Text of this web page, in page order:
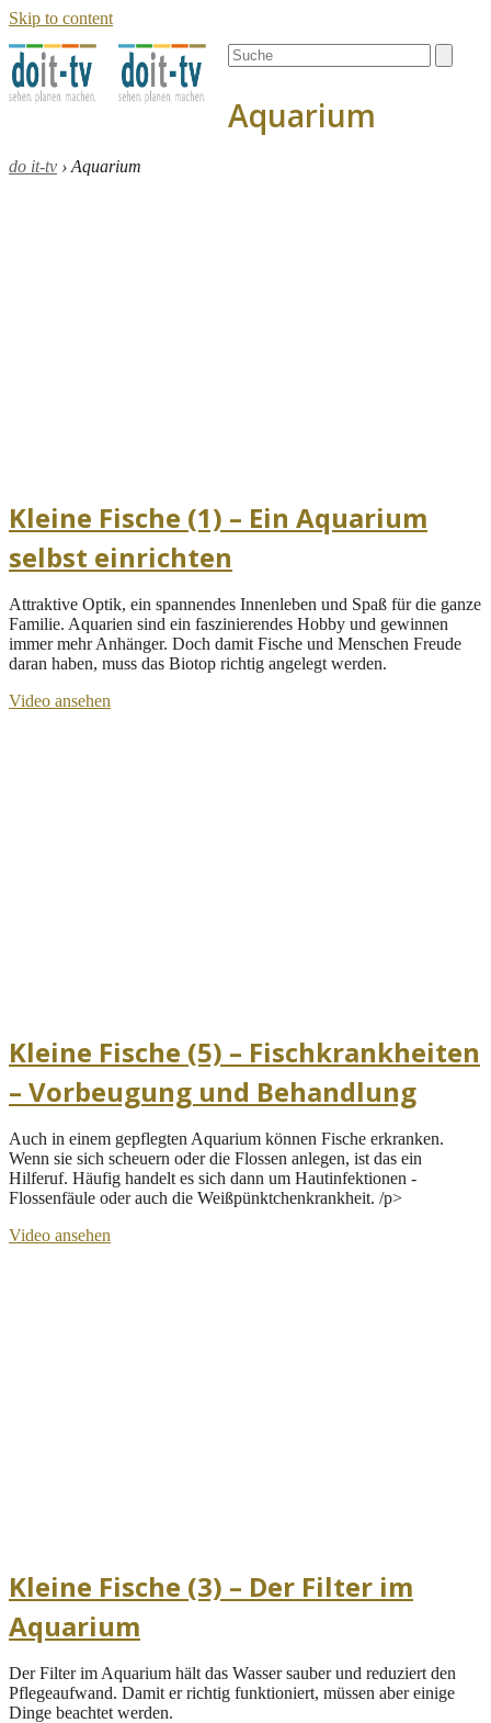
Skip to content
Open
mobile
Close
mobile
Search
Aquarium
do it-tv › Aquarium
Kleine Fische (1) – Ein Aquarium
selbst einrichten
Attraktive Optik, ein spannendes Innenleben und Spaß für die ganze
Familie. Aquarien sind ein faszinierendes Hobby und gewinnen
immer mehr Anhänger. Doch damit Fische und Menschen Freude
daran haben, muss das Biotop richtig angelegt werden.
Video ansehen
Kleine Fische (5) – Fischkrankheiten
– Vorbeugung und Behandlung
Auch in einem gepflegten Aquarium können Fische erkranken.
Wenn sie sich scheuern oder die Flossen anlegen, ist das ein
Hilferuf. Häufig handelt es sich dann um Hautinfektionen -
Flossenfäule oder auch die Weißpünktchenkrankheit. /p>
Video ansehen
Kleine Fische (3) – Der Filter im
Aquarium
Der Filter im Aquarium hält das Wasser sauber und reduziert den
Pflegeaufwand. Damit er richtig funktioniert, müssen aber einige
Dinge beachtet werden.